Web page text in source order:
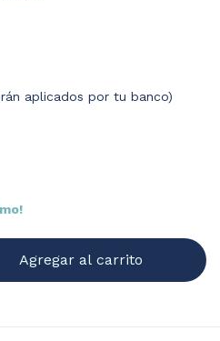
aplicados por tu banco)